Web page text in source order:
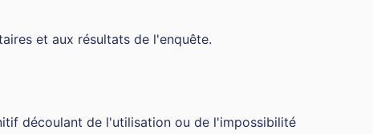
et aux résultats de l'enquête.
découlant de l'utilisation ou de l'impossibilité